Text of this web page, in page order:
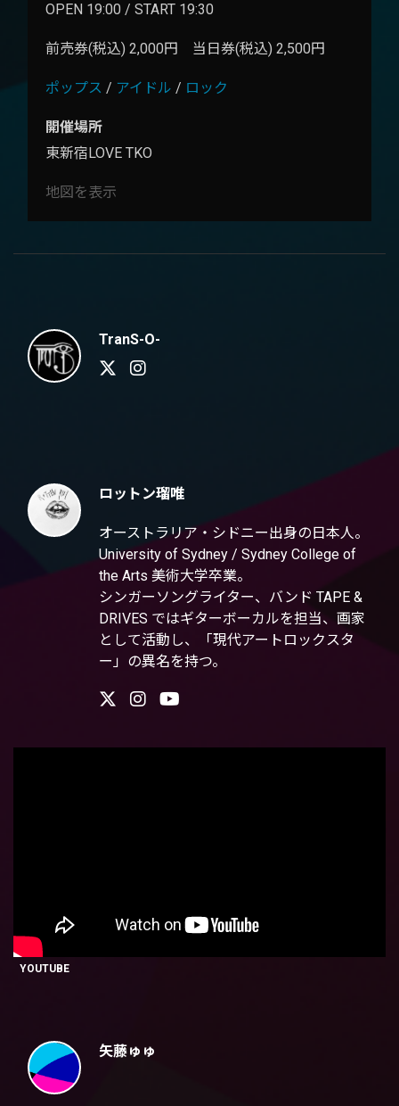
OPEN 19:00 / START 19:30
前売券(税込) 2,000円 当日券(税込) 2,500円
ポップス / アイドル / ロック
開催場所
東新宿LOVE TKO
地図を表示
TranS-O-
ロットン瑠唯
オーストラリア・シドニー出身の日本人。
University of Sydney / Sydney College of
the Arts 美術大学卒業。
シンガーソングライター、バンド TAPE &
DRIVES ではギターボーカルを担当、画家
として活動し、「現代アートロックスタ
ー」の異名を持つ。
YOUTUBE
矢藤ゅゅ